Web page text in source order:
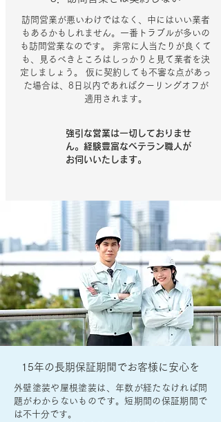
訪問営業が悪いわけではなく、中にはいい業者
もあるかもしれません。一番トラブルが多いの
も訪問営業なのです。 非常に人当たりが良くて
も、見るべきところはしっかりと見て業者を決
定しましょう。 仮に契約しても不審な点があっ
た場合は、8日以内であればクーリングオフが
適用されます。
強引な営業は一切しておりませ
ん。経験豊富なベテラン職人が
お伺いいたします。
15年の長期保証期間でお客様に安心を
外壁塗装や屋根塗装は、年数が経たなければ問
題がわからないものです。短期間の保証期間で
は不十分です。